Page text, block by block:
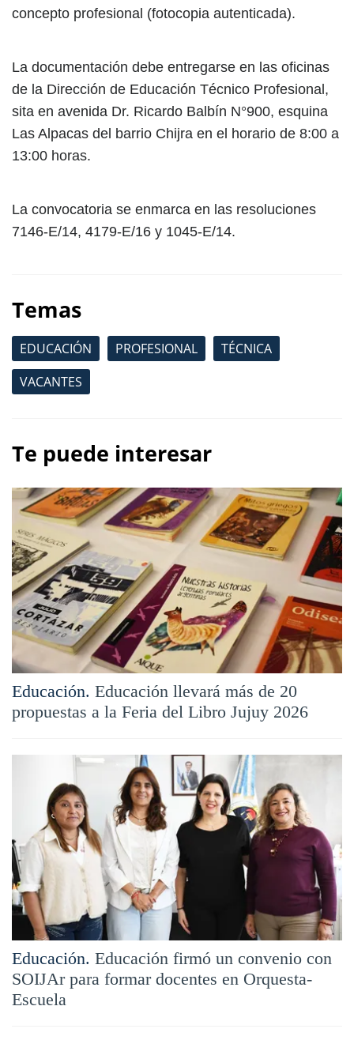
concepto profesional (fotocopia autenticada).
La documentación debe entregarse en las oficinas
de la Dirección de Educación Técnico Profesional,
sita en avenida Dr. Ricardo Balbín N°900, esquina
Las Alpacas del barrio Chijra en el horario de 8:00 a
13:00 horas.
La convocatoria se enmarca en las resoluciones
7146-E/14, 4179-E/16 y 1045-E/14.
Temas
EDUCACIÓN PROFESIONAL
TÉCNICA
VACANTES
Te puede interesar
Educación. Educación llevará más de 20
propuestas a la Feria del Libro Jujuy 2026
Educación. Educación firmó un convenio con
SOIJAr para formar docentes en Orquesta-
Escuela